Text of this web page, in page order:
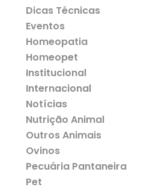
Dicas Técnicas
Eventos
Homeopatia
Homeopet
Institucional
Internacional
Notícias
Nutrição Animal
Outros Animais
Ovinos
Pecuária Pantaneira
Pet